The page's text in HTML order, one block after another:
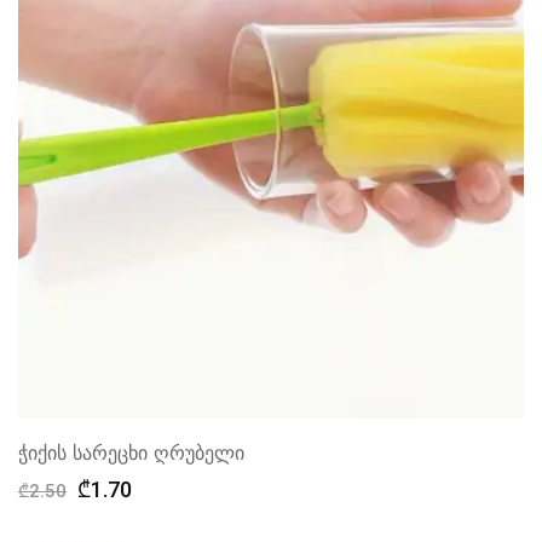
ჭიქის სარეცხი ღრუბელი
₾2.50 Original
₾1.70Current